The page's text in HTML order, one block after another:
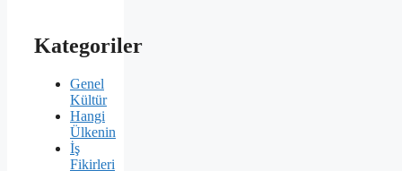
Kategoriler
Genel
Kültür
Hangi
Ülkenin
İş
Fikirleri